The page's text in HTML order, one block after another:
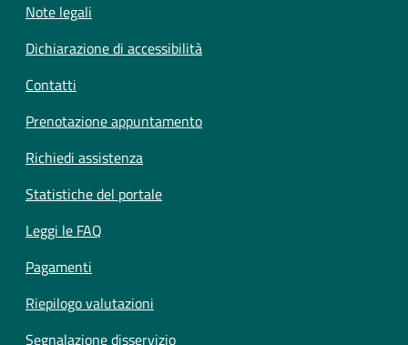
Note legali
Dichiarazione di accessibilità
Contatti
Prenotazione appuntamento
Richiedi assistenza
Statistiche del portale
Leggi le FAQ
Pagamenti
Riepilogo valutazioni
Segnalazione disservizio